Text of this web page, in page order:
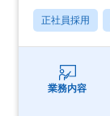
正社員採用
業務内容